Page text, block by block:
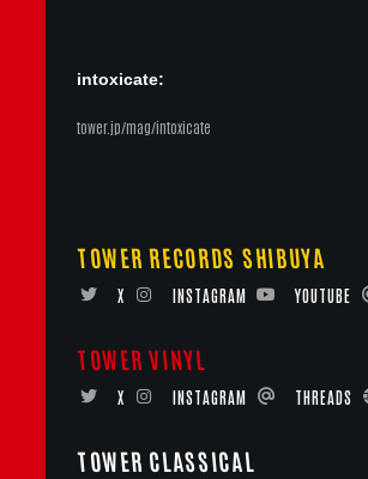
intoxicate:
tower.jp/mag/intoxicate
TOWER RECORDS SHIBUYA
X INSTAGRAM YOUTUBE
TOWER VINYL
X INSTAGRAM THREADS
TOWER CLASSICAL